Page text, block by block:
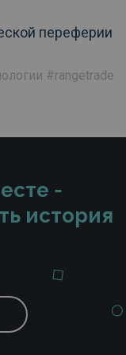
переферии
#rangetrade
-
история